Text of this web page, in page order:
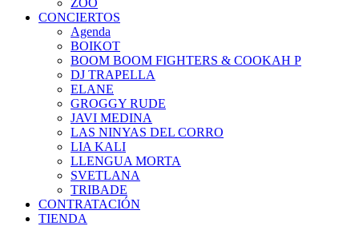
ZOO
CONCIERTOS
Agenda
BOIKOT
BOOM BOOM FIGHTERS & COOKAH P
DJ TRAPELLA
ELANE
GROGGY RUDE
JAVI MEDINA
LAS NINYAS DEL CORRO
LIA KALI
LLENGUA MORTA
SVETLANA
TRIBADE
CONTRATACIÓN
TIENDA